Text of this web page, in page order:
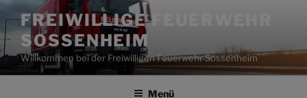
Zum
Inhalt
springen
FREIWILLIGE FEUERWEHR
SOSSENHEIM
Willkommen bei der Freiwilligen Feuerwehr Sossenheim
Menü